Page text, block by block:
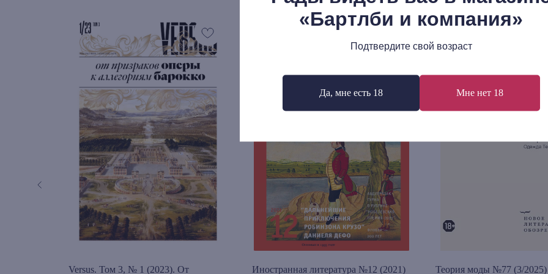
«Бартлби и компания»
Подтвердите свой возраст
Да, мне есть 18 Мне нет 18
Versus. Том 3, № 1 (2023). От
Иностранная литература №12 (2021) Теория моды №77 (3/2025)